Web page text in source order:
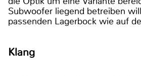
Subwoofer liegend betreiben
passenden Lagerbock wie auf
Klang